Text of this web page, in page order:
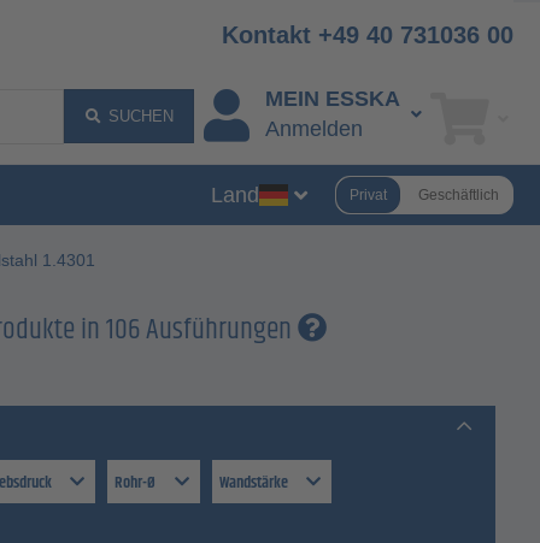
Kontakt +49 40 731036 00
SUCHEN
MEIN ESSKA
Anmelden
Land Privat Geschäftlich
1.4301
in 106 Ausführungen
Rohr-Ø Wandstärke